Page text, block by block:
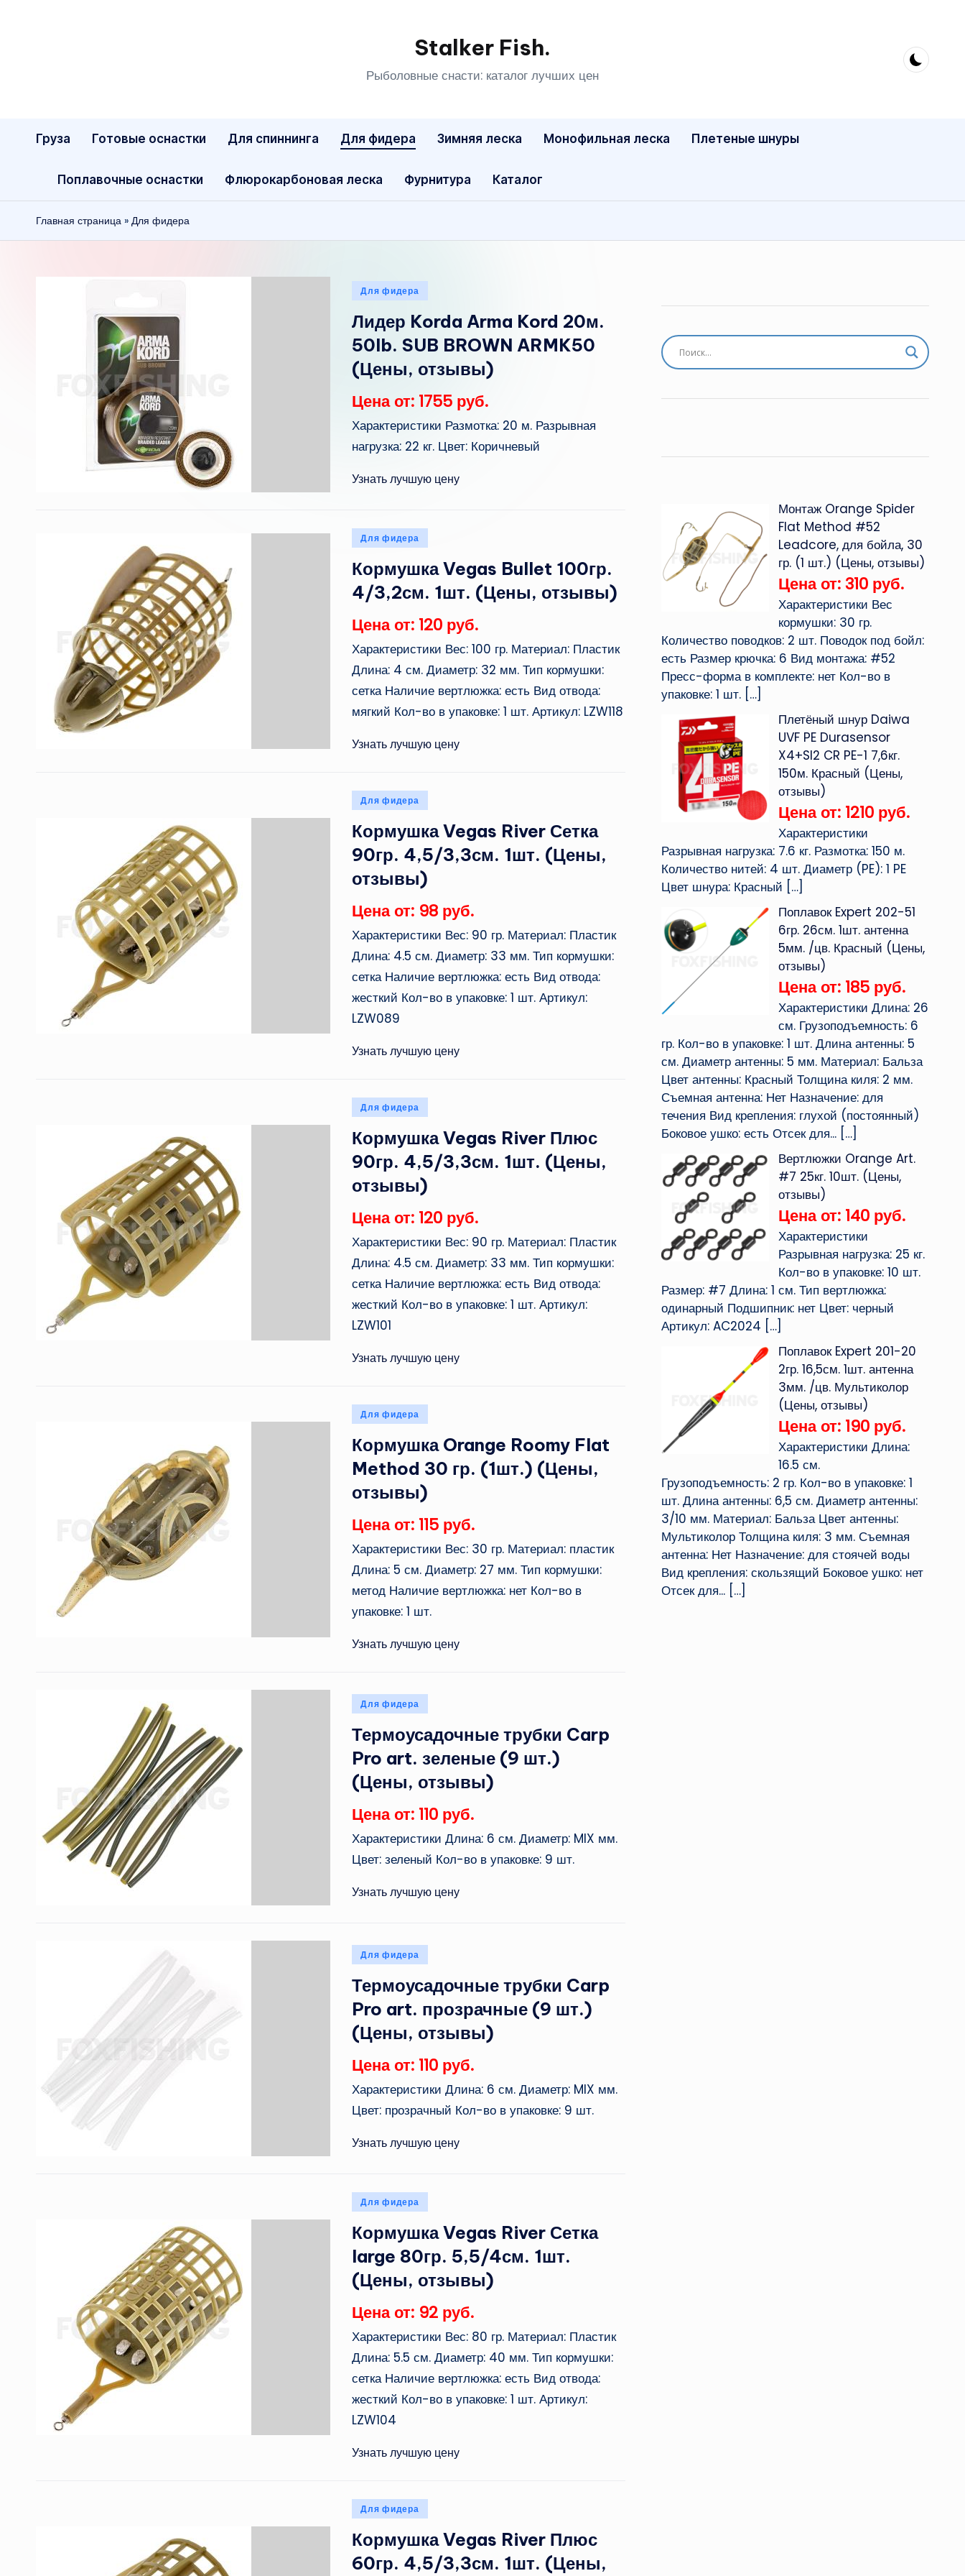
Stalker Fish.
Рыболовные снасти: каталог лучших цен
Груза Готовые оснастки Для спиннинга Для фидера Зимняя леска Монофильная леска Плетеные шнуры
Поплавочные оснастки Флюрокарбоновая леска Фурнитура Каталог
Главная страница » Для фидера
Опубликовано
Для фидера
Лидер Korda Arma Kord 20м.
50lb. SUB BROWN ARMK50
(Цены, отзывы)
Цена от: 1755 руб.
Характеристики Размотка: 20 м. Разрывная
нагрузка: 22 кг. Цвет: Коричневый
Узнать лучшую цену
Опубликовано
Для фидера
Кормушка Vegas Bullet 100гр.
4/3,2см. 1шт. (Цены, отзывы)
Цена от: 120 руб.
Характеристики Вес: 100 гр. Материал: Пластик
Длина: 4 см. Диаметр: 32 мм. Тип кормушки:
сетка Наличие вертлюжка: есть Вид отвода:
мягкий Кол-во в упаковке: 1 шт. Артикул: LZW118
Узнать лучшую цену
Опубликовано
Для фидера
Кормушка Vegas River Сетка
90гр. 4,5/3,3см. 1шт. (Цены,
отзывы)
Цена от: 98 руб.
Характеристики Вес: 90 гр. Материал: Пластик
Длина: 4.5 см. Диаметр: 33 мм. Тип кормушки:
сетка Наличие вертлюжка: есть Вид отвода:
жесткий Кол-во в упаковке: 1 шт. Артикул:
LZW089
Узнать лучшую цену
Опубликовано
Для фидера
Кормушка Vegas River Плюс
90гр. 4,5/3,3см. 1шт. (Цены,
отзывы)
Цена от: 120 руб.
Характеристики Вес: 90 гр. Материал: Пластик
Длина: 4.5 см. Диаметр: 33 мм. Тип кормушки:
сетка Наличие вертлюжка: есть Вид отвода:
жесткий Кол-во в упаковке: 1 шт. Артикул:
LZW101
Узнать лучшую цену
Опубликовано
Для фидера
Кормушка Orange Roomy Flat
Method 30 гр. (1шт.) (Цены,
отзывы)
Цена от: 115 руб.
Характеристики Вес: 30 гр. Материал: пластик
Длина: 5 см. Диаметр: 27 мм. Тип кормушки:
метод Наличие вертлюжка: нет Кол-во в
упаковке: 1 шт.
Узнать лучшую цену
Опубликовано
Для фидера
Термоусадочные трубки Carp
Pro art. зеленые (9 шт.)
(Цены, отзывы)
Цена от: 110 руб.
Характеристики Длина: 6 см. Диаметр: MIX мм.
Цвет: зеленый Кол-во в упаковке: 9 шт.
Узнать лучшую цену
Опубликовано
Для фидера
Термоусадочные трубки Carp
Pro art. прозрачные (9 шт.)
(Цены, отзывы)
Цена от: 110 руб.
Характеристики Длина: 6 см. Диаметр: MIX мм.
Цвет: прозрачный Кол-во в упаковке: 9 шт.
Узнать лучшую цену
Опубликовано
Для фидера
Кормушка Vegas River Сетка
large 80гр. 5,5/4см. 1шт.
(Цены, отзывы)
Цена от: 92 руб.
Характеристики Вес: 80 гр. Материал: Пластик
Длина: 5.5 см. Диаметр: 40 мм. Тип кормушки:
сетка Наличие вертлюжка: есть Вид отвода:
жесткий Кол-во в упаковке: 1 шт. Артикул:
LZW104
Узнать лучшую цену
Опубликовано
Для фидера
Кормушка Vegas River Плюс
60гр. 4,5/3,3см. 1шт. (Цены,
Монтаж Orange Spider
Flat Method #52
Leadcore, для бойла, 30
гр. (1 шт.) (Цены, отзывы)
Цена от: 310 руб.
Характеристики Вес
кормушки: 30 гр.
Количество поводков: 2 шт. Поводок под бойл:
есть Размер крючка: 6 Вид монтажа: #52
Пресс-форма в комплекте: нет Кол-во в
упаковке: 1 шт.[…]
Плетёный шнур Daiwa
UVF PE Durasensor
X4+SI2 CR PE-1 7,6кг.
150м. Красный (Цены,
отзывы)
Цена от: 1210 руб.
Характеристики
Разрывная нагрузка: 7.6 кг. Размотка: 150 м.
Количество нитей: 4 шт. Диаметр (PE): 1 PE
Цвет шнура: Красный […]
Поплавок Expert 202-51
6гр. 26см. 1шт. антенна
5мм. /цв. Красный (Цены,
отзывы)
Цена от: 185 руб.
Характеристики Длина: 26
см. Грузоподъемность: 6
гр. Кол-во в упаковке: 1 шт. Длина антенны: 5
см. Диаметр антенны: 5 мм. Материал: Бальза
Цвет антенны: Красный Толщина киля: 2 мм.
Съемная антенна: Нет Назначение: для
течения Вид крепления: глухой (постоянный)
Боковое ушко: есть Отсек для...[…]
Вертлюжки Orange Art.
#7 25кг. 10шт. (Цены,
отзывы)
Цена от: 140 руб.
Характеристики
Разрывная нагрузка: 25 кг.
Кол-во в упаковке: 10 шт.
Размер: #7 Длина: 1 см. Тип вертлюжка:
одинарный Подшипник: нет Цвет: черный
Артикул: AC2024 […]
Поплавок Expert 201-20
2гр. 16,5см. 1шт. антенна
3мм. /цв. Мультиколор
(Цены, отзывы)
Цена от: 190 руб.
Характеристики Длина:
16.5 см.
Грузоподъемность: 2 гр. Кол-во в упаковке: 1
шт. Длина антенны: 6,5 см. Диаметр антенны:
3/10 мм. Материал: Бальза Цвет антенны:
Мультиколор Толщина киля: 3 мм. Съемная
антенна: Нет Назначение: для стоячей воды
Вид крепления: скользящий Боковое ушко: нет
Отсек для...[…]